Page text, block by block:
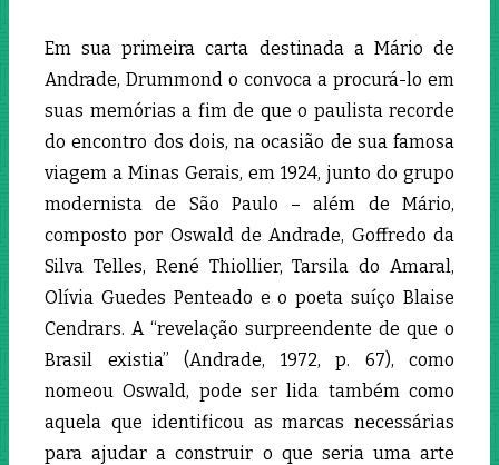
Em sua primeira carta destinada a Mário de
Andrade, Drummond o convoca a procurá-lo em
suas memórias a fim de que o paulista recorde
do encontro dos dois, na ocasião de sua famosa
viagem a Minas Gerais, em 1924, junto do grupo
modernista de São Paulo – além de Mário,
composto por Oswald de Andrade, Goffredo da
Silva Telles, René Thiollier, Tarsila do Amaral,
Olívia Guedes Penteado e o poeta suíço Blaise
Cendrars. A “revelação surpreendente de que o
Brasil existia” (Andrade, 1972, p. 67), como
nomeou Oswald, pode ser lida também como
aquela que identificou as marcas necessárias
para ajudar a construir o que seria uma arte